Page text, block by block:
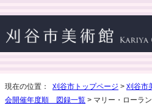
現在の位置： 刈谷市トップページ > 刈谷市
会開催年度順 図録一覧 > マリー・ローラ